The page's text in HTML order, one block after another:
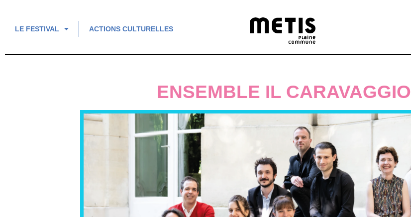
LE FESTIVAL ACTIONS CULTURELLES
ENSEMBLE IL CARAVAGGIO